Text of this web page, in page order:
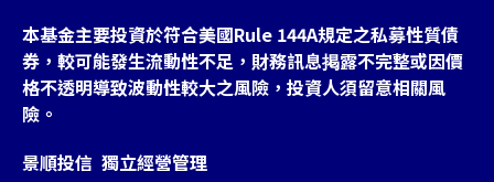
本基金主要投資於符合美國Rule 144A規定之私募性質債
券，較可能發生流動性不足，財務訊息掲露不完整或因價
格不透明導致波動性較大之風險，投資人須留意相關風
險。
景順投信 獨立經營管理